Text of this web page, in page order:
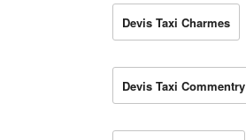
Devis Taxi Charmes
Devis Taxi Commentry